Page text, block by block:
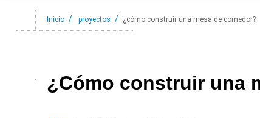
Inicio proyectos ¿cómo construir una mesa de comedor?
¿Cómo construir una